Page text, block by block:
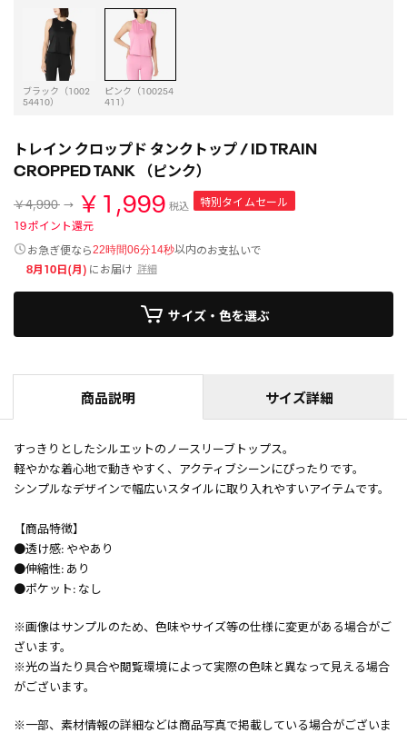
ブラック（1002
54410）
ピンク（100254
411）
トレイン クロップド タンクトップ / ID TRAIN
CROPPED TANK （ピンク）
￥4,990 ￥1,999 税込
特別タイムセール
19ポイント還元
お急ぎ便なら22時間06分14秒以内のお支払いで
8月10日(月) にお届け 詳細
サイズ・色を選ぶ
商品説明 サイズ詳細
すっきりとしたシルエットのノースリーブトップス。
軽やかな着心地で動きやすく、アクティブシーンにぴったりです。
シンプルなデザインで幅広いスタイルに取り入れやすいアイテムです。
【商品特徴】
●透け感: ややあり
●伸縮性: あり
●ポケット: なし
※画像はサンプルのため、色味やサイズ等の仕様に変更がある場合がご
ざいます。
※光の当たり具合や閲覧環境によって実際の色味と異なって見える場合
がございます。
※一部、素材情報の詳細などは商品写真で掲載している場合がございま